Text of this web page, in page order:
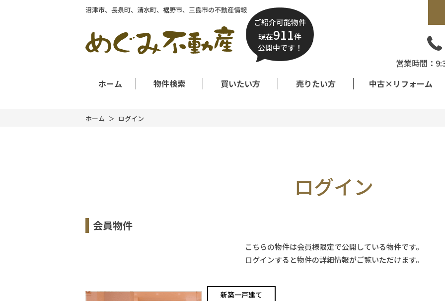
沼津市、長泉町、清水町、裾野市、三島市の不動産情報
ご紹介可能物件
現在911件
公開中です！
営業時間：
ホーム
物件検索 買いたい方 売りたい方 中古×リフォーム
ホーム ログイン
ログイン
会員物件
こちらの物件は会員様限定で公開している物件です。
ログインすると物件の詳細情報がご覧いただけます。
新築一戸建て